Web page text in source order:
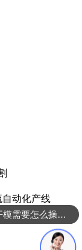
动化产线
我要开模需要怎么操作？